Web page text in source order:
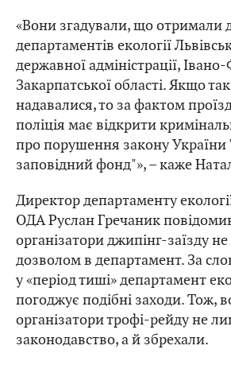
«Вони згадували, що отримали
департаментів екології
державної адміністрації,
Закарпатської області. Якщо
надавалися, то за фактом
поліція має відкрити
про порушення закону
заповідний фонд"», – каже
Директор департаменту
ОДА Руслан Гречаник
організатори джипінг-заїзду
дозволом в департамент. За
у «період тиші» департамент
погоджує подібні заходи. Тож,
організатори трофі-рейду не
законодавство, а й збрехали.